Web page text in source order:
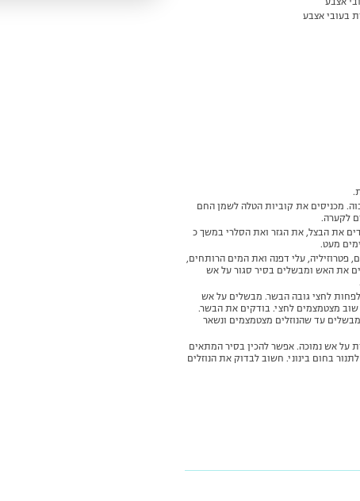
מכניסים את קוביות הטלה לשמן החם
לקערה.
את הבצל, את הגזר ואת הסלרי במשך כ
פטרוזיליה, עלי דפנה ואת המים הרותחים,
את האש ומבשלים בסיר סגור על אש
לפחות לחצי גובה הבשר. מבשלים על אש
שוב מצטמצמים לחצי. בודקים את הבשר.
עד שהנוזלים מצטמצמים ונשאר
דורש בישול ארוך – 3-2 שעות על אש נמוכה. אפשר להכין בסיר המתאים
בחום בינוני. חשוב לבדוק את הנוזלים